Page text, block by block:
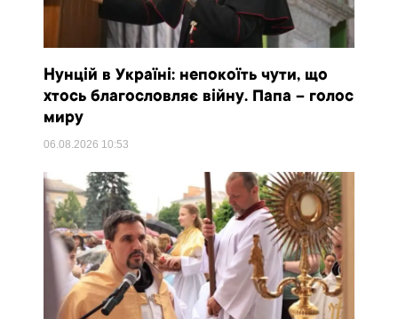
Нунцій в Україні: непокоїть чути, що
хтось благословляє війну. Папа – голос
миру
06.08.2026 10:53